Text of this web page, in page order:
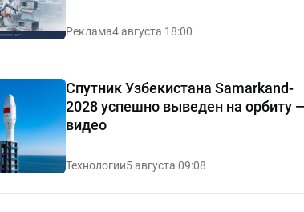
Реклама4 августа 18:00
Спутник Узбекистана Samarkand-
2028 успешно выведен на орбиту
видео
Технологии5 августа 09:08